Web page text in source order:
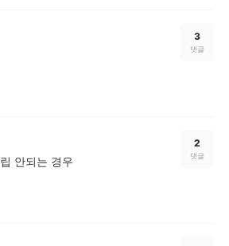
3
댓글
안되는 경우
2
댓글